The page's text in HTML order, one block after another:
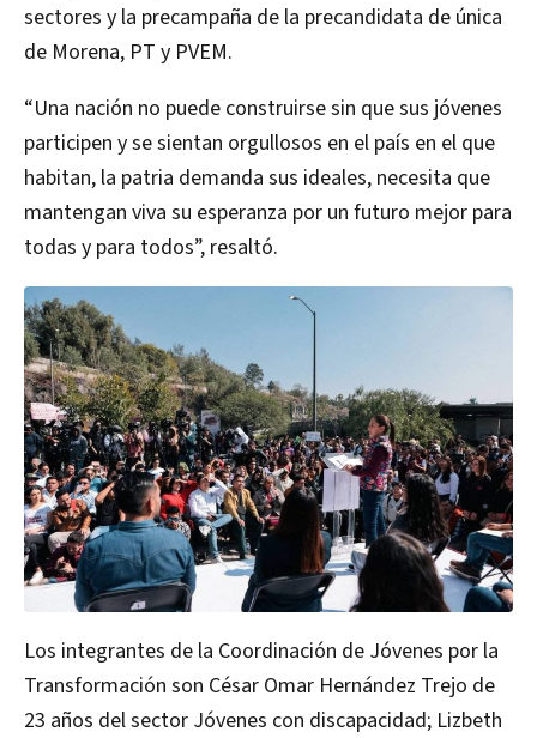
sectores y la precampaña de la precandidata de única
de Morena, PT y PVEM.
“Una nación no puede construirse sin que sus jóvenes
participen y se sientan orgullosos en el país en el que
habitan, la patria demanda sus ideales, necesita que
mantengan viva su esperanza por un futuro mejor para
todas y para todos”, resaltó.
Los integrantes de la Coordinación de Jóvenes por la
Transformación son César Omar Hernández Trejo de
23 años del sector Jóvenes con discapacidad; Lizbeth